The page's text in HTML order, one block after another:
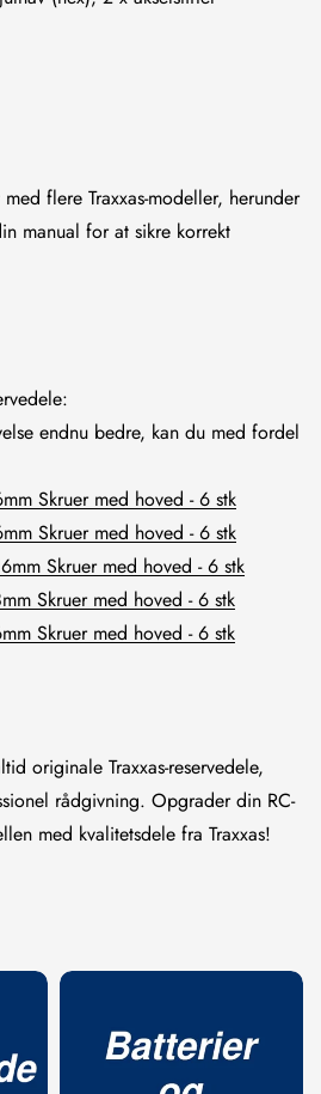
flere Traxxas-modeller, herunder
manual for at sikre korrekt
endnu bedre, kan du med fordel
Skruer med hoved - 6 stk
Skruer med hoved - 6 stk
Skruer med hoved - 6 stk
Skruer med hoved - 6 stk
Skruer med hoved - 6 stk
originale Traxxas-reservedele,
rådgivning. Opgrader din RC-
med kvalitetsdele fra Traxxas!
your age
years old or older?